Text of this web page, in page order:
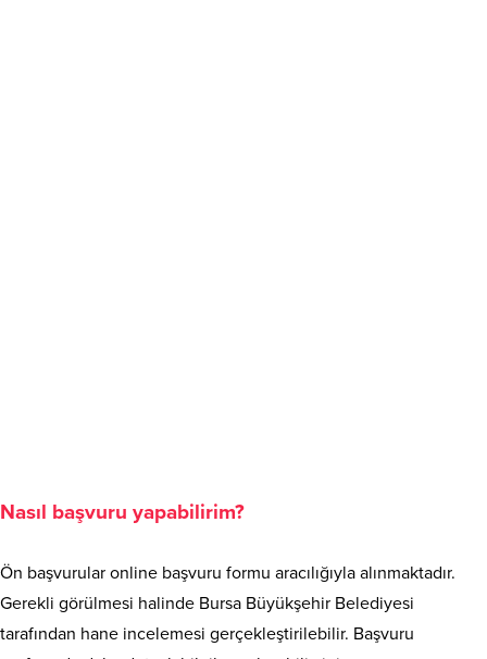
Nasıl başvuru yapabilirim?
Ön başvurular online başvuru formu aracılığıyla alınmaktadır.
Gerekli görülmesi halinde Bursa Büyükşehir Belediyesi
tarafından hane incelemesi gerçekleştirilebilir. Başvuru